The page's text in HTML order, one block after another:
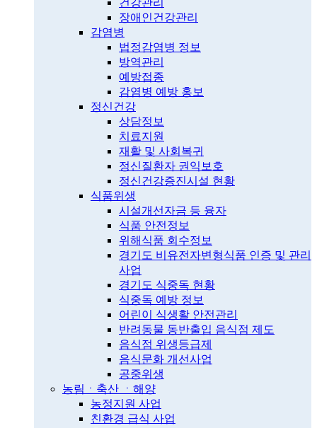
장애인건강관리
감염병
법정감염병 정보
방역관리
예방접종
감염병 예방 홍보
정신건강
상담정보
치료지원
재활 및 사회복귀
정신질환자 권익보호
정신건강증진시설 현황
식품위생
시설개선자금 등 융자
식품 안전정보
위해식품 회수정보
경기도 비유전자변형식품 인증 및 관리
사업
경기도 식중독 현황
식중독 예방 정보
어린이 식생활 안전관리
반려동물 동반출입 음식점 제도
음식점 위생등급제
음식문화 개선사업
공중위생
농림ㆍ축산 ㆍ해양
농정지원 사업
친환경 급식 사업